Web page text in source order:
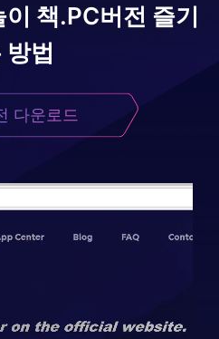
책.PC버전 즐기
방법
다운로드